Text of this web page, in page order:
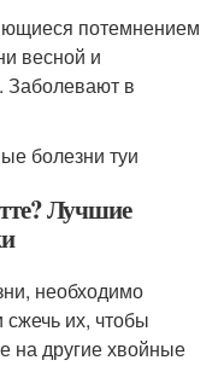
потемнением
весной и
Заболевают в
болезни туи
Лучшие
необходимо
их, чтобы
на другие хвойные